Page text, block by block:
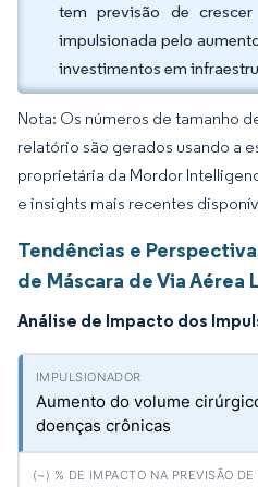
tem previsão de
impulsionada pelo
investimentos em
Nota: Os números de tamanho
relatório são gerados usando a
proprietária da Mordor
e insights mais recentes
Tendências e
de Máscara de Via Aérea
Análise de Impacto dos
Aumento do volume
doenças crônicas